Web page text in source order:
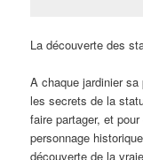
La découverte des
A chaque jardinier
les secrets de la
faire partager, et
personnage
découverte de la